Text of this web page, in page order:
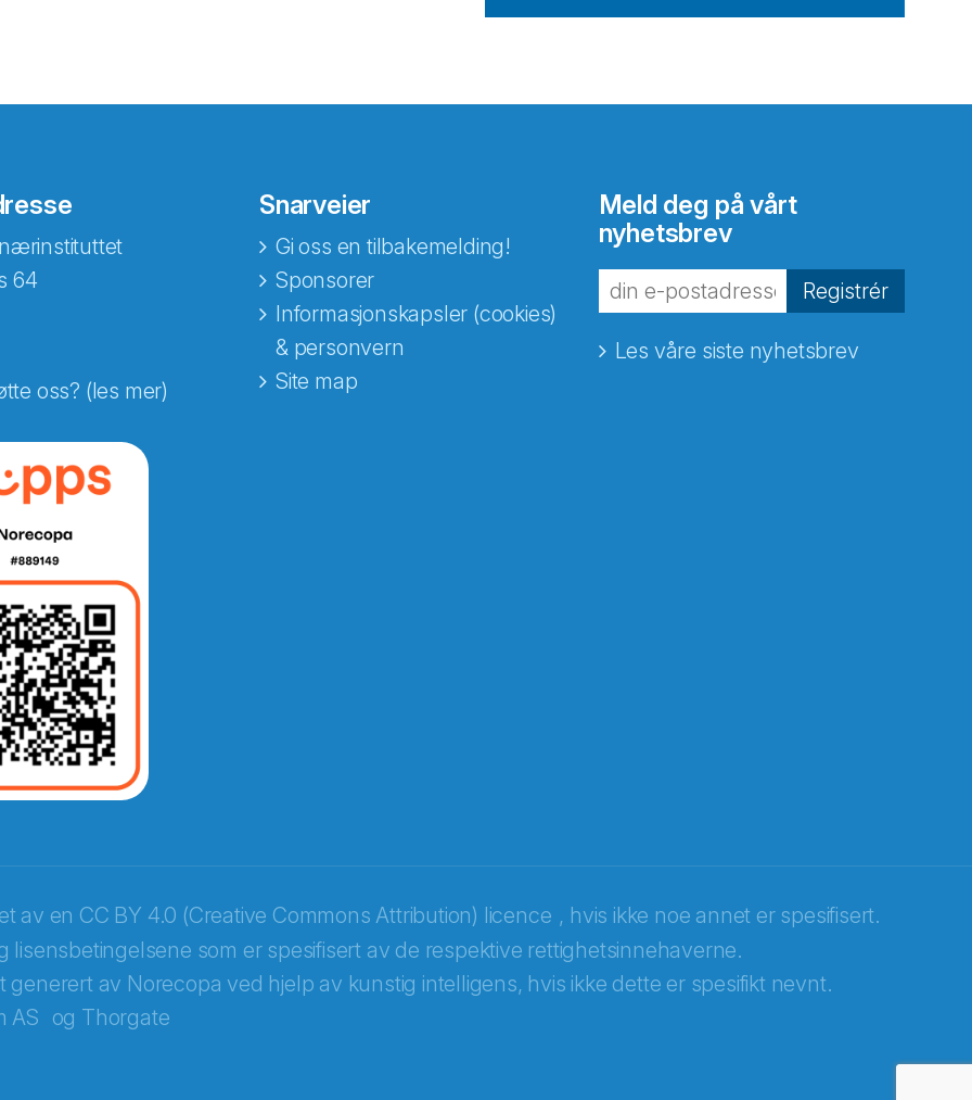
64
oss? (les mer)
Snarveier
Gi oss en tilbakemelding!
Sponsorer
Informasjonskapsler (cookies)
& personvern
Site map
Meld deg på vårt
nyhetsbrev
Registrér
Les våre siste nyhetsbrev
av en CC BY 4.0 (Creative Commons Attribution) licence , hvis ikke noe annet er spesifisert.
som er spesifisert av de respektive rettighetsinnehaverne.
av Norecopa ved hjelp av kunstig intelligens, hvis ikke dette er spesifikt nevnt.
AS og Thorgate